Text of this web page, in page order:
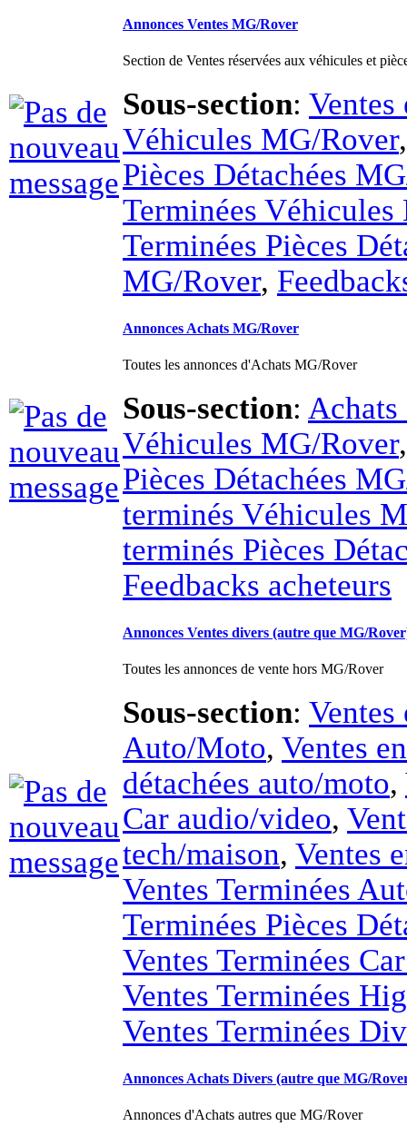
Section de Ventes réservées aux véhicules et
Sous-section:Ventes
Véhicules MG/Rover
Pièces Détachées
Terminées
Terminées Pièces
MG/Rover ,
Annonces Achats MG/Rover
Toutes les annonces d'Achats MG/Rover
Sous-section:Achats
Véhicules MG/Rover
Pièces Détachées
terminés Véhicules
terminés Pièces
Feedbacks acheteurs
Annonces Ventes divers (autre que MG/
Toutes les annonces de vente hors MG/Rover
Sous-section:Ventes
Auto/Moto,Ventes
détachées auto/moto,
Car audio/video,
tech/maison,Ventes
Ventes Terminées
Terminées Pièces
Ventes Terminées
Ventes Terminées
Ventes Terminées
Annonces Achats Divers (autre que MG/
Annonces d'Achats autres que MG/Rover
Sous-section:Achats